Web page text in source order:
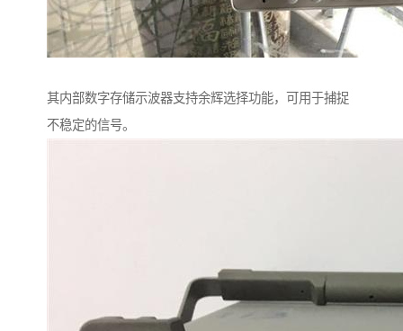
其内部数字存储示波器支持余辉选择功能，可用于捕捉
不稳定的信号。